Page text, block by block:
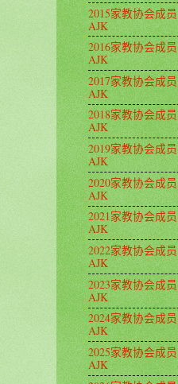
2015家教协会成员
AJK
2016家教协会成员
AJK
2017家教协会成员
AJK
2018家教协会成员
AJK
2019家教协会成员
AJK
2020家教协会成员
AJK
2021家教协会成员
AJK
2022家教协会成员
AJK
2023家教协会成员
AJK
2024家教协会成员
AJK
2025家教协会成员
AJK